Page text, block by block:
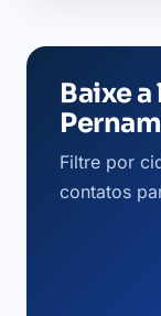
Baixe
Filtre por
contatos